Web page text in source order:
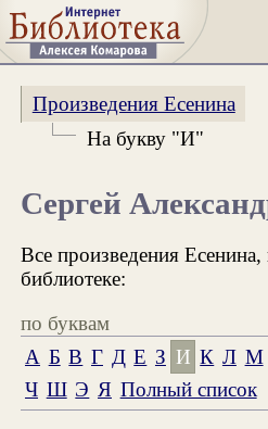
Произведения Есенина
На букву "И"
Сергей
Все произведения Есенина,
библиотеке:
по буквам
А Б В Г Д Е З И К Л М
Ч Ш Э Я Полный список